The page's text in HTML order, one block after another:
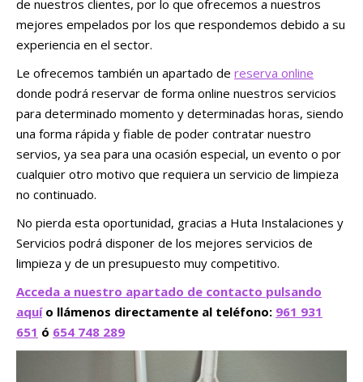
de nuestros clientes, por lo que ofrecemos a nuestros
mejores empelados por los que respondemos debido a su
experiencia en el sector.
Le ofrecemos también un apartado de reserva online
donde podrá reservar de forma online nuestros servicios
para determinado momento y determinadas horas, siendo
una forma rápida y fiable de poder contratar nuestro
servios, ya sea para una ocasión especial, un evento o por
cualquier otro motivo que requiera un servicio de limpieza
no continuado.
No pierda esta oportunidad, gracias a Huta Instalaciones y
Servicios podrá disponer de los mejores servicios de
limpieza y de un presupuesto muy competitivo.
Acceda a nuestro apartado de contacto pulsando
aquío llámenos directamente al teléfono: 961 931
651 ó 654 748 289